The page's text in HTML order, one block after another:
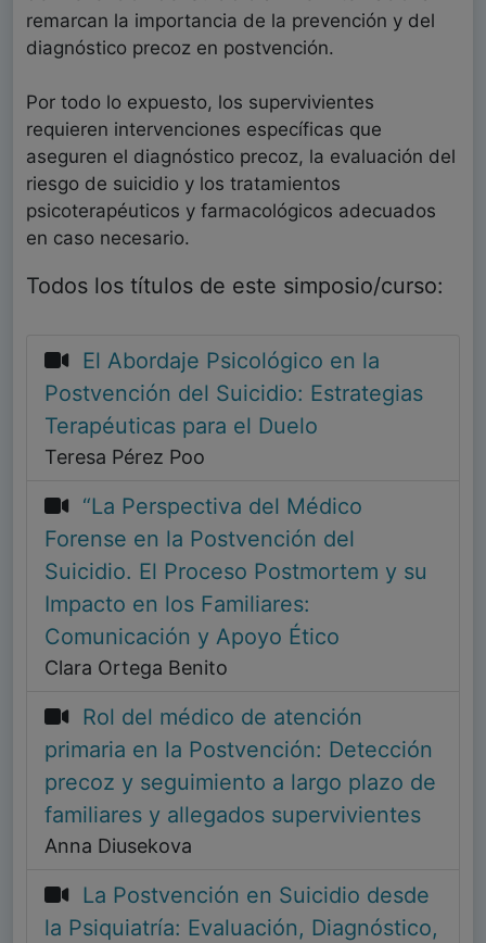
remarcan la importancia de la prevención y del
diagnóstico precoz en postvención.
Por todo lo expuesto, los supervivientes
requieren intervenciones específicas que
aseguren el diagnóstico precoz, la evaluación del
riesgo de suicidio y los tratamientos
psicoterapéuticos y farmacológicos adecuados
en caso necesario.
Todos los títulos de este simposio/curso:
El Abordaje Psicológico en la
Postvención del Suicidio: Estrategias
Terapéuticas para el Duelo
Teresa Pérez Poo
“La Perspectiva del Médico
Forense en la Postvención del
Suicidio. El Proceso Postmortem y su
Impacto en los Familiares:
Comunicación y Apoyo Ético
Clara Ortega Benito
Rol del médico de atención
primaria en la Postvención: Detección
precoz y seguimiento a largo plazo de
familiares y allegados supervivientes
Anna Diusekova
La Postvención en Suicidio desde
la Psiquiatría: Evaluación, Diagnóstico,